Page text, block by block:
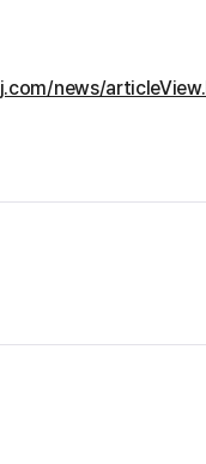
news/